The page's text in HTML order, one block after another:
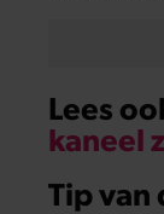
Lees
kaneel
Tip van